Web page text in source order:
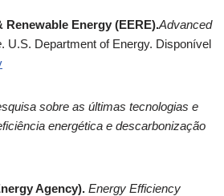
Energy (EERE).Advanced
. U.S. Department of Energy. Disponível
sobre as últimas tecnologias e
energética e descarbonização
Agency). Energy Efficiency